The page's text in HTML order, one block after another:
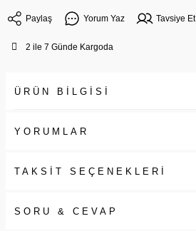
Paylaş Yorum Yaz Tavsiye Et
2 ile 7 Günde Kargoda
ÜRÜN BİLGİSİ
YORUMLAR
TAKSİT SEÇENEKLERİ
SORU & CEVAP